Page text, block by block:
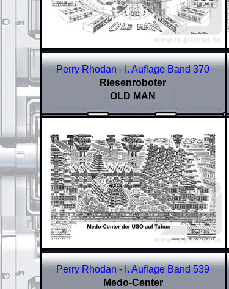
Perry Rhodan - I. Auflage Band 370
Riesenroboter
OLD MAN
Perry Rhodan - I. Auflage Band 539
Medo-Center